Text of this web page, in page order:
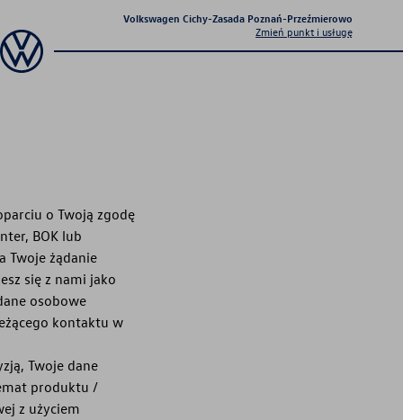
Volkswagen Cichy-Zasada Poznań-Przeźmierowo
Zmień punkt i usługę
Aktualna oferta
o Twoją zgodę
BOK lub
Twoje żądanie
się z nami jako
osobowe
kontaktu w
Twoje dane
produktu /
z użyciem